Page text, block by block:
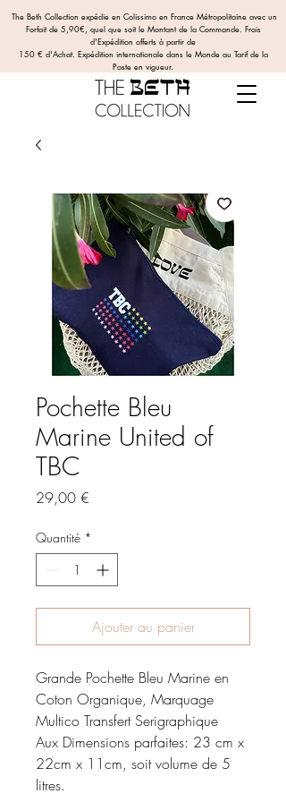
The Beth Collection expédie en Colissimo en France Métropolitaine avec un
Forfait de 5,90€, quel que soit le Montant de la Commande. Frais
d'Expédition offerts à partir de
150 € d'Achat. Expédition internationale dans le Monde au Tarif de la
Poste en vigueur.
Pochette Bleu
Marine United of
TBC
29,00 €
Quantité *
Ajouter au panier
Grande Pochette Bleu Marine en
Coton Organique, Marquage
Multico Transfert Serigraphique
Aux Dimensions parfaites: 23 cm x
22cm x 11cm, soit volume de 5
litres.